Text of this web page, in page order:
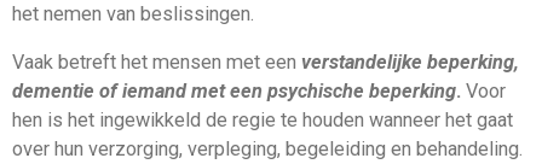
het nemen van beslissingen.
Vaak betreft het mensen met een verstandelijke beperking,
dementie of iemand met een psychische beperking. Voor
hen is het ingewikkeld de regie te houden wanneer het gaat
over hun verzorging, verpleging, begeleiding en behandeling.